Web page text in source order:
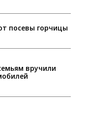
посевы горчицы
вручили
области